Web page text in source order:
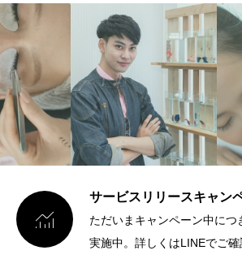

サービスリリースキャン
ただいまキャンペーン中につ
実施中。詳しくはLINEでご確